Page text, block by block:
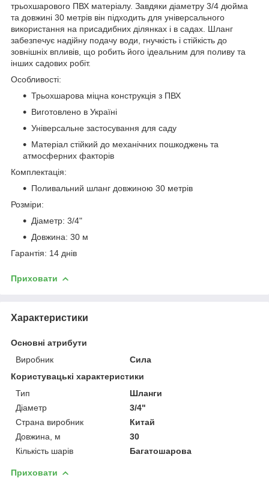
трьохшарового ПВХ матеріалу. Завдяки діаметру 3/4 дюйма
та довжині 30 метрів він підходить для універсального
використання на присадибних ділянках і в садах. Шланг
забезпечує надійну подачу води, гнучкість і стійкість до
зовнішніх впливів, що робить його ідеальним для поливу та
інших садових робіт.
Особливості:
Трьохшарова міцна конструкція з ПВХ
Виготовлено в Україні
Універсальне застосування для саду
Матеріал стійкий до механічних пошкоджень та
атмосферних факторів
Комплектація:
Поливальний шланг довжиною 30 метрів
Розміри:
Діаметр: 3/4"
Довжина: 30 м
Гарантія: 14 днів
Приховати
Характеристики
Основні атрибути
Виробник
Сила
Користувацькі характеристики
Тип
Шланги
Діаметр
3/4"
Страна виробник
Китай
Довжина, м
30
Кількість шарів
Багатошарова
Приховати